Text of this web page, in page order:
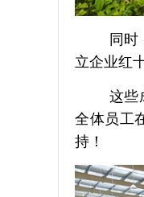
同时
立企业红
这些
全体员工
持！